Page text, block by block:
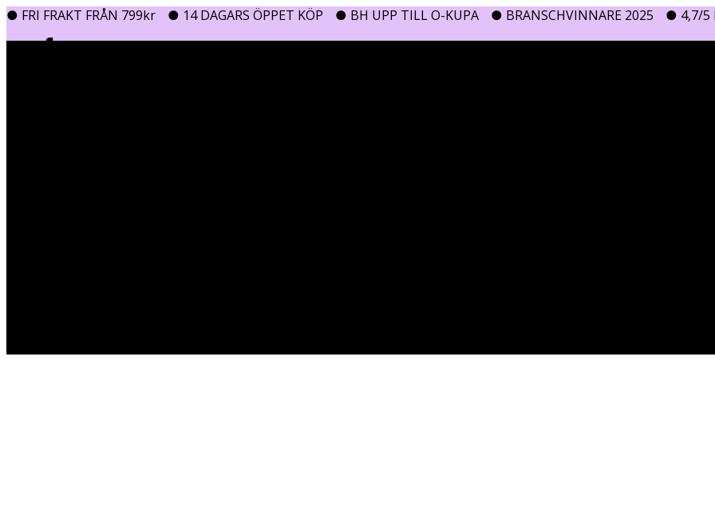
● FRI FRAKT FRÅN 799kr ● 14 DAGARS ÖPPET KÖP ● BH UPP TILL O-KUPA ● BRANSCHVINNARE 2025 ● 4,7/5